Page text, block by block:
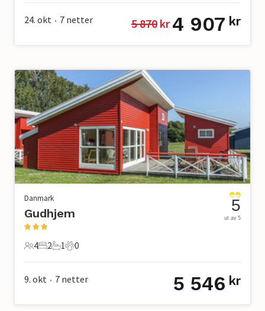
24. okt • 7 netter 5 870 kr 4 907 kr
Danmark
Gudhjem
4 Gjester
4
2 Soverom
2
1 Bad
1
0 Kjæledyr
0
5
ut av 5
9. okt • 7 netter 5 546 kr